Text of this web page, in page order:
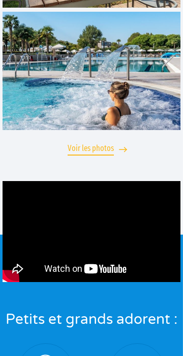
Voir les photos
Petits et grands adorent :